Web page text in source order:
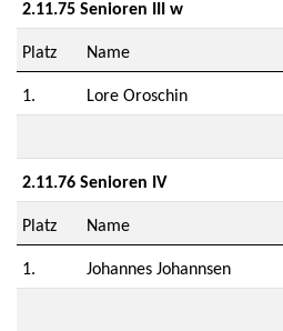
2.11.75 Senioren III w
Platz Name
1. Lore Oroschin
2.11.76 Senioren IV
Platz Name
1. Johannes Johannsen